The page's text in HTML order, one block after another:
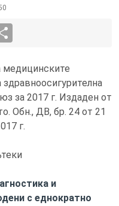
медицинските
за 2017 г. Издаден от
Обн., ДВ, бр. 24 от 21
г.
и
с еднократно